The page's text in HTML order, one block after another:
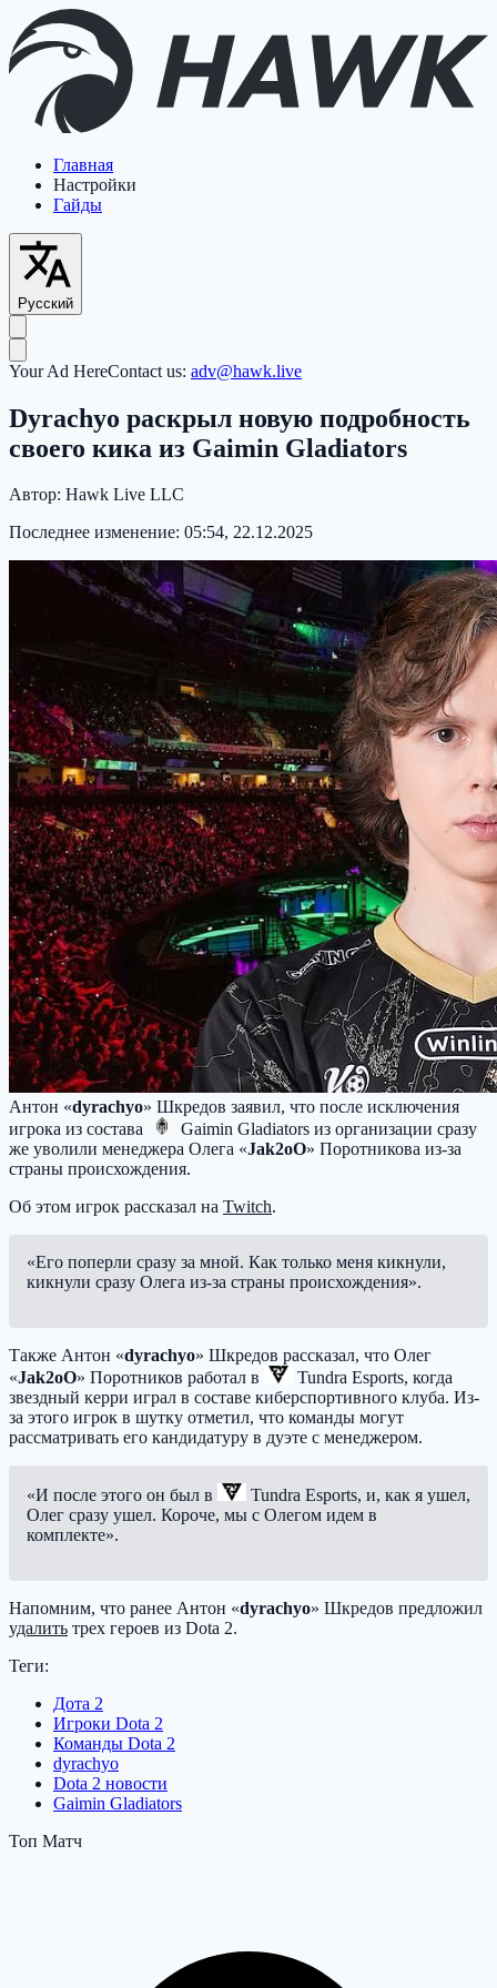
Главная
Настройки
Гайды
Русский
Your Ad HereContact us: adv@hawk.live
Dyrachyo раскрыл новую подробность
своего кика из Gaimin Gladiators
Автор: Hawk Live LLC
Последнее изменение: 05:54, 22.12.2025
Антон «dyrachyo» Шкредов заявил, что после исключения
игрока из состава
Gaimin Gladiators из организации сразу
же уволили менеджера Олега «Jak2oO» Поротникова из-за
страны происхождения.
Об этом игрок рассказал на Twitch.
«Его поперли сразу за мной. Как только меня кикнули,
кикнули сразу Олега из-за страны происхождения».
Также Антон «dyrachyo» Шкредов рассказал, что Олег
«Jak2oO» Поротников работал в Tundra Esports, когда
звездный керри играл в составе киберспортивного клуба. Из-
за этого игрок в шутку отметил, что команды могут
рассматривать его кандидатуру в дуэте с менеджером.
«И после этого он был в Tundra Esports, и, как я ушел,
Олег сразу ушел. Короче, мы с Олегом идем в
комплекте».
Напомним, что ранее Антон «dyrachyo» Шкредов предложил
удалить трех героев из Dota 2.
Теги:
Дота 2
Игроки Dota 2
Команды Dota 2
dyrachyo
Dota 2 новости
Gaimin Gladiators
Топ Матч